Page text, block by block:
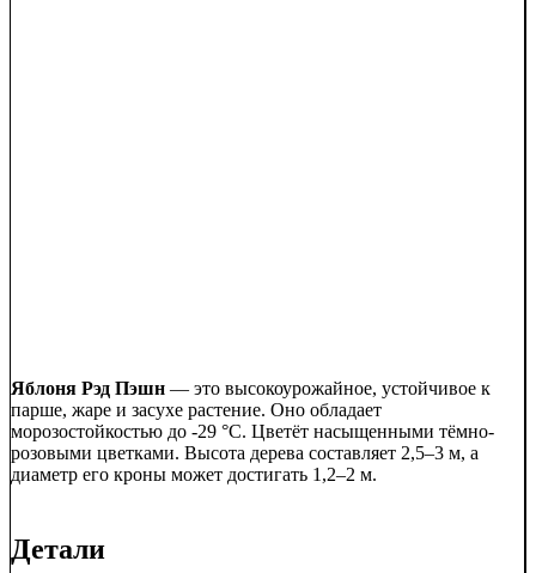
Яблоня Рэд Пэшн — это высокоурожайное, устойчивое к
парше, жаре и засухе растение. Оно обладает
морозостойкостью до -29 °C. Цветёт насыщенными тёмно-
розовыми цветками. Высота дерева составляет 2,5–3 м, а
диаметр его кроны может достигать 1,2–2 м.
Детали